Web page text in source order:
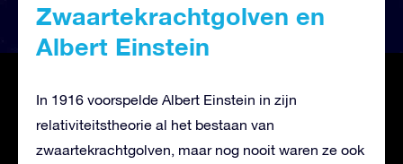
Zwaartekrachtgolven en
Albert Einstein
In 1916 voorspelde Albert Einstein in zijn
relativiteitstheorie al het bestaan van
zwaartekrachtgolven, maar nog nooit waren ze ook